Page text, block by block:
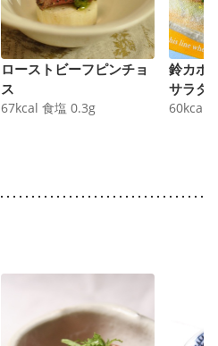
ローストビーフピンチョ
ス
67kcal 食塩 0.3g
鈴カボ
サラダ
60kcal